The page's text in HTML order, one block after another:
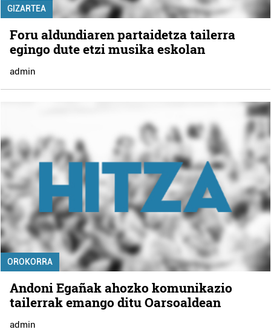
GIZARTEA
Foru aldundiaren partaidetza tailerra
egingo dute etzi musika eskolan
admin
OROKORRA
Andoni Egañak ahozko komunikazio
tailerrak emango ditu Oarsoaldean
admin